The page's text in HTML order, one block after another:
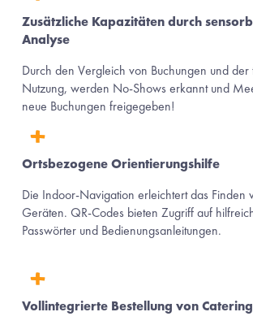
Zusätzliche Kapazitäten durch
Analyse
Durch den Vergleich von Buchungen und der
Nutzung, werden No-Shows erkannt und
neue Buchungen freigegeben!
Ortsbezogene Orientierungshilfe
Die Indoor-Navigation erleichtert das Finden
Geräten. QR-Codes bieten Zugriff auf
Passwörter und Bedienungsanleitungen.
Vollintegrierte Bestellung von Catering